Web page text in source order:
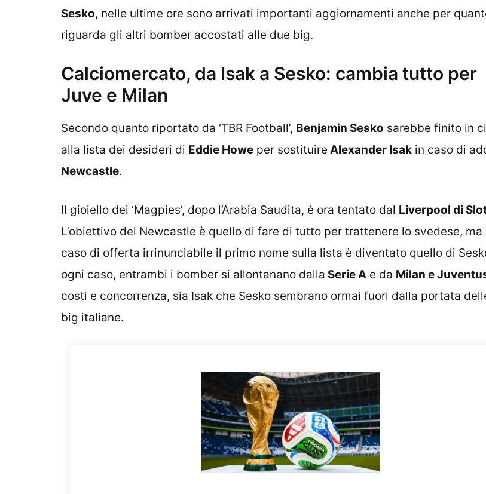
Sesko, nelle ultime ore sono arrivati importanti aggiornamenti anche per
riguarda gli altri bomber accostati alle due big.
Calciomercato, da Isak a Sesko: cambia tutto per
Juve e Milan
Secondo quanto riportato da ‘TBR Football’, Benjamin Sesko sarebbe finito in
alla lista dei desideri di Eddie Howe per sostituire Alexander Isak in caso di
Newcastle.
Il gioiello dei ‘Magpies’, dopo l’Arabia Saudita, è ora tentato dal Liverpool di
L’obiettivo del Newcastle è quello di fare di tutto per trattenere lo svedese, ma
caso di offerta irrinunciabile il primo nome sulla lista è diventato quello di
ogni caso, entrambi i bomber si allontanano dalla Serie A e da Milan e
costi e concorrenza, sia Isak che Sesko sembrano ormai fuori dalla portata
big italiane.